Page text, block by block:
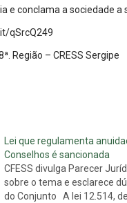
e conclama a sociedade
qSrcQ249
Região – CRESS Sergipe
Lei que regulamenta
Conselhos é sancionada
CFESS divulga Parecer
sobre o tema e esclarece
do Conjunto A lei 12.514,